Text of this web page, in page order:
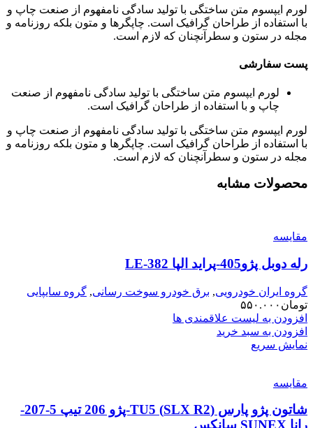
لورم ایپسوم متن ساختگی با تولید سادگی نامفهوم از صنعت چاپ و
با استفاده از طراحان گرافیک است. چاپگرها و متون بلکه روزنامه و
مجله در ستون و سطرآنچنان که لازم است.
پست سفارشی
لورم ایپسوم متن ساختگی با تولید سادگی نامفهوم از صنعت
چاپ و با استفاده از طراحان گرافیک است.
لورم ایپسوم متن ساختگی با تولید سادگی نامفهوم از صنعت چاپ و
با استفاده از طراحان گرافیک است. چاپگرها و متون بلکه روزنامه و
مجله در ستون و سطرآنچنان که لازم است.
محصولات مشابه
مقایسه
رله دوبل پژو405-پراید الپا LE-382
گروه ایران خودرویی, برق خودرو سوخت رسانی, گروه سایپایی
تومان ۵۵۰.۰۰۰
افزودن به لیست علاقمندی ها
افزودن به سبد خرید
نمایش سریع
مقایسه
شاتون پژو پارس (SLX R2) TU5-پژو 206 تیپ 5-207-
رانا SUNEX سانکس